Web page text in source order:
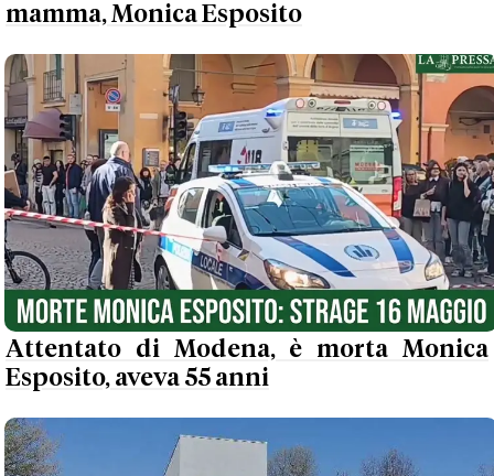
mamma, Monica Esposito
Attentato di Modena, è morta Monica
Esposito, aveva 55 anni